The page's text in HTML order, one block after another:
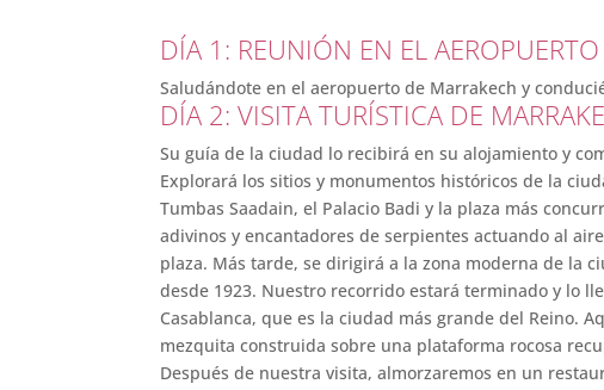
DÍA 1: REUNIÓN EN EL
Saludándote en el aeropuerto de Marrakech y
DÍA 2: VISITA TURÍSTICA DE
Su guía de la ciudad lo recibirá en su alojamiento y
Explorará los sitios y monumentos históricos de la
Tumbas Saadain, el Palacio Badi y la plaza más
adivinos y encantadores de serpientes actuando al
plaza. Más tarde, se dirigirá a la zona moderna de la
desde 1923. Nuestro recorrido estará terminado y lo
Casablanca, que es la ciudad más grande del Reino.
mezquita construida sobre una plataforma rocosa
Después de nuestra visita, almorzaremos en un